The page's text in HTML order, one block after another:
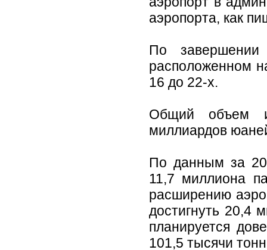
аэропорта, как
По завершении
расположенном
16 до 22-х.
Общий объем
миллиардов
По данным за
11,7 миллиона
расширению
достигнуть 20,4
планируется
101,5 тысячи